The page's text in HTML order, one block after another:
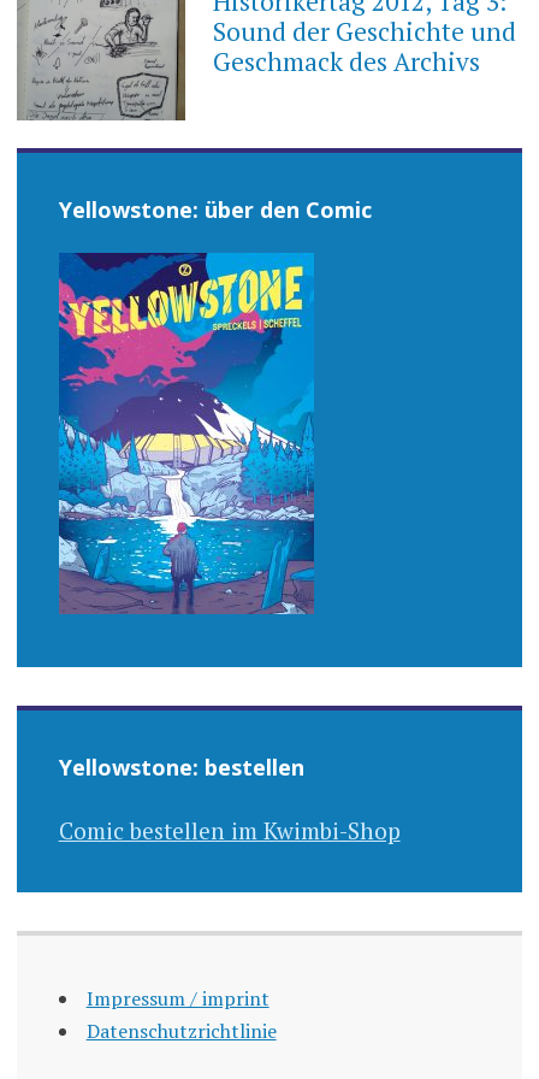
Sound der Geschichte und
Geschmack des Archivs
Yellowstone: über den Comic
Yellowstone: bestellen
Comic bestellen im Kwimbi-Shop
Impressum / imprint
Datenschutzrichtlinie